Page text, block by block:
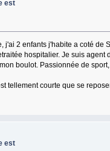
est
j'ai 2 enfants j'habite a coté de
hospitalier. Je suis agent
boulot. Passionnée de
tellement courte que se
est